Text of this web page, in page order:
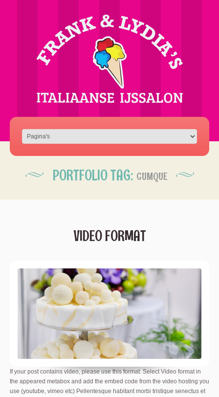
PORTFOLIO TAG: CUMQUE
VIDEO FORMAT
If your post contains video, please use this format. Select Video format in
the appeared metabox and add the embed code from the video hosting you
use (youtube, vimeo etc) Pellentesque habitant morbi tristique senectus et